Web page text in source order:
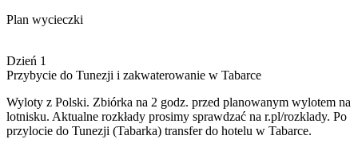
Plan wycieczki
Dzień 1
Przybycie do Tunezji i zakwaterowanie w Tabarce
Wyloty z Polski. Zbiórka na 2 godz. przed planowanym wylotem na
lotnisku. Aktualne rozkłady prosimy sprawdzać na r.pl/rozklady. Po
przylocie do Tunezji (Tabarka) transfer do hotelu w Tabarce.